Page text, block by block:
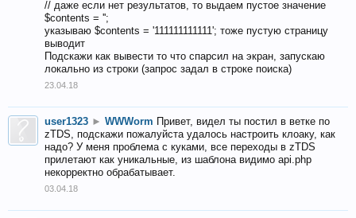
// даже если нет результатов, то выдаем пустое значение
$contents = '';
указываю $contents = '111111111111'; тоже пустую страницу
выводит
Подскажи как вывести то что спарсил на экран, запускаю
локально из строки (запрос задал в строке поиска)
23.04.18
user1323 ► WWWorm Привет, видел ты постил в ветке по
zTDS, подскажи пожалуйста удалось настроить клоаку, как
надо? У меня проблема с куками, все переходы в zTDS
прилетают как уникальные, из шаблона видимо api.php
некорректно обрабатывает.
03.04.18